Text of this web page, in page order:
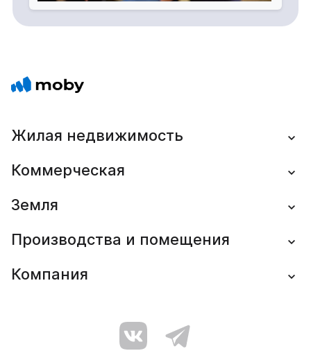
Жилая недвижимость
Коммерческая
Земля
Производства и помещения
Компания